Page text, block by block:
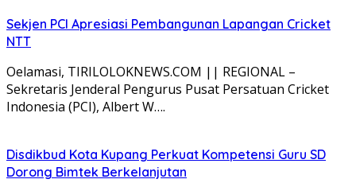
Sekjen PCI Apresiasi Pembangunan Lapangan Cricket
NTT
Oelamasi, TIRILOLOKNEWS.COM || REGIONAL –
Sekretaris Jenderal Pengurus Pusat Persatuan Cricket
Indonesia (PCI), Albert W….
Disdikbud Kota Kupang Perkuat Kompetensi Guru SD
Dorong Bimtek Berkelanjutan